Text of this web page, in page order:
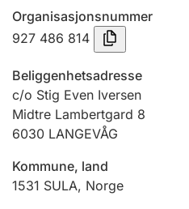
Tinglysing
Jeger
Betaling og jegeravgiftskort
Ektepaktveileder
Organisasjonsnummer
927 486 814
Beliggenhetsadresse
c/o Stig Even Iversen
Midtre Lambertgard 8
6030 LANGEVÅG
Kommune, land
1531 SULA, Norge